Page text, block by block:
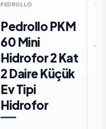
PEDROLLO
Pedrollo PKM
60 Mini
Hidrofor 2 Kat
2 Daire Küçük
Ev Tipi
Hidrofor